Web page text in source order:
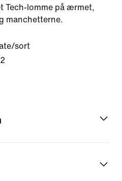
Tech-lomme på ærmet,
manchetterne.
sort